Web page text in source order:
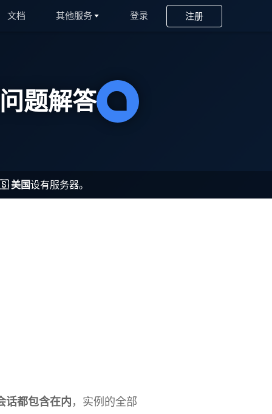
文档 其他服务
Postfix
RabbitMQ
登录 注册
题解答
美国设有服务器。
话都包含在内，实例的全部